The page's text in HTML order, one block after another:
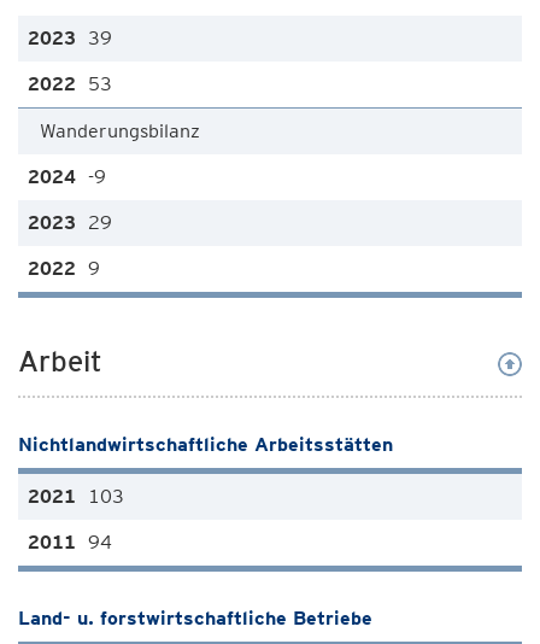
39
53
Wanderungsbilanz
-9
29
9
Arbeit
Nichtlandwirtschaftliche Arbeitsstätten
103
94
Land- u. forstwirtschaftliche Betriebe